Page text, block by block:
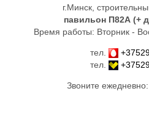
г.Минск,
павильон П82А (+
Время работы: Вторник -
тел.
тел.
Звоните